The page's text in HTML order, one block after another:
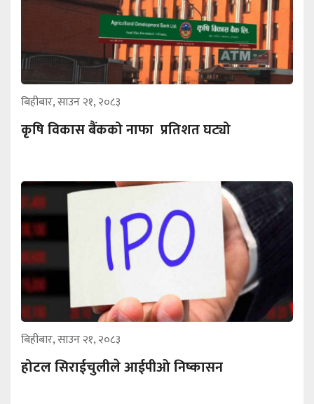
बिहीबार, साउन २१, २०८३
कृषि विकास बैंकको नाफा प्रतिशत घट्यो
बिहीबार, साउन २१, २०८३
होटल सिराईचुलीले आईपीओ निष्कासन